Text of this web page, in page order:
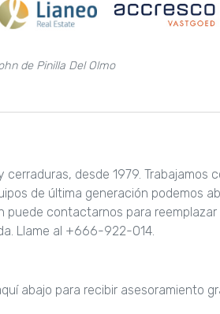
de Pinilla Del Olmo
cerraduras, desde 1979. Trabajamos
de última generación podemos
puede contactarnos para reemplazar
Llame al +666-922-014.
abajo para recibir asesoramiento